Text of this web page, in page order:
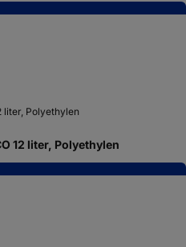
12 liter, Polyethylen